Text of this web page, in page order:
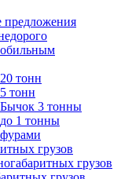
тонн
тонн
Бычок 3 тонны
1 тонны
грузов
грузов